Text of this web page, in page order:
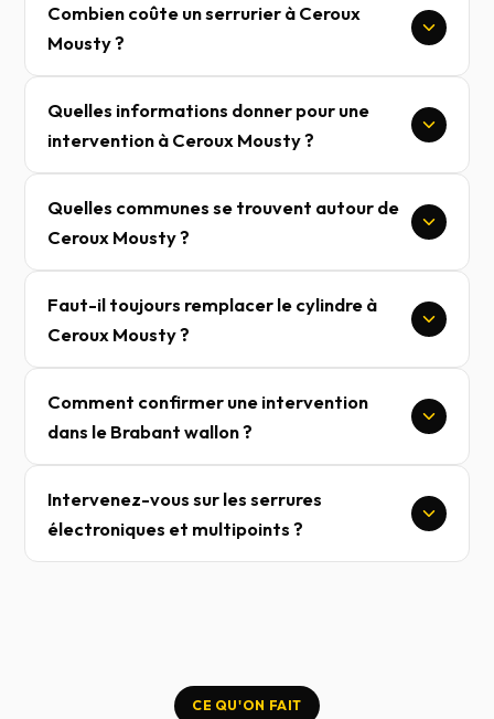
Combien coûte un serrurier à Ceroux
Mousty ?
Quelles informations donner pour une
intervention à Ceroux Mousty ?
Quelles communes se trouvent autour de
Ceroux Mousty ?
Faut-il toujours remplacer le cylindre à
Ceroux Mousty ?
Comment confirmer une intervention
dans le Brabant wallon ?
Intervenez-vous sur les serrures
électroniques et multipoints ?
CE QU'ON FAIT